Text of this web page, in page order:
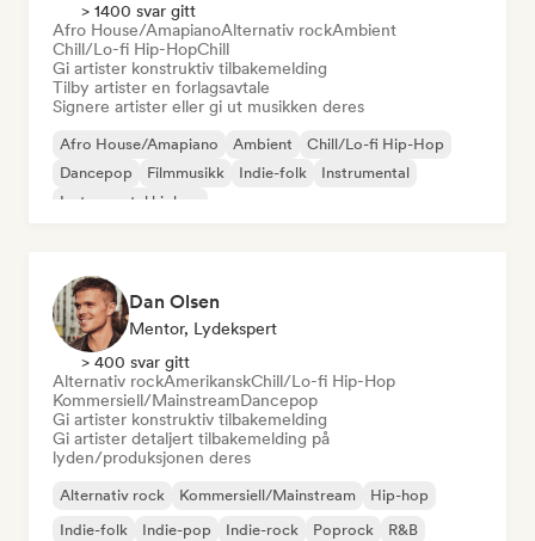
> 1400 svar gitt
Afro House/AmapianoAlternativ rockAmbient
Chill/Lo-fi Hip-HopChill
Gi artister konstruktiv tilbakemelding
Tilby artister en forlagsavtale
Signere artister eller gi ut musikken deres
Afro House/Amapiano Ambient
Chill/Lo-fi Hip-Hop
Dancepop
Filmmusikk Indie-folk
Instrumental
Instrumental hiphop
Dan Olsen
Mentor, Lydekspert
> 400 svar gitt
Alternativ rockAmerikanskChill/Lo-fi Hip-Hop
Kommersiell/MainstreamDancepop
Gi artister konstruktiv tilbakemelding
Gi artister detaljert tilbakemelding på
lyden/produksjonen deres
Alternativ rock Kommersiell/Mainstream
Hip-hop
Indie-folk
Indie-pop Indie-rock Poprock R&B